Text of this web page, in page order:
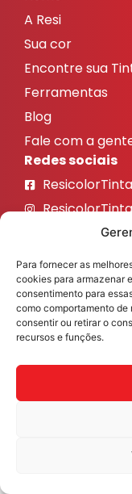
Para fornecer as
cookies para armazenar
consentimento para
como comportamento de
consentir ou retirar o
recursos e funções.
A Resi
Sua cor
Encontre sua
Ferramentas
Blog
Fale com a
Redes sociais
ResicolorTintas
Resicolor Tintas